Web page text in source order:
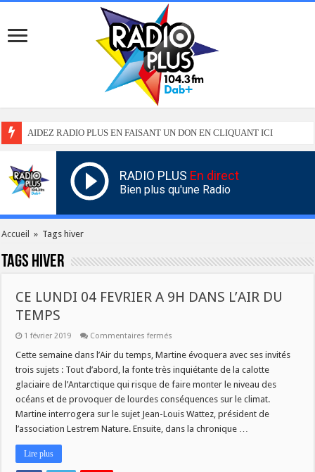
AIDEZ RADIO PLUS EN FAISANT UN DON EN CLIQUANT ICI
RADIO PLUS En direct
Bien plus qu'une Radio
Accueil » Tags hiver
Tags hiver
CE LUNDI 04 FEVRIER A 9H DANS L’AIR DU
TEMPS
1 février 2019 Commentaires fermés
LUNDI
FEVRIER
A
9H
DANS
L’AIR
DU
TEMPS
Cette semaine dans l’Air du temps, Martine évoquera avec ses invités
trois sujets : Tout d’abord, la fonte très inquiétante de la calotte
glaciaire de l’Antarctique qui risque de faire monter le niveau des
océans et de provoquer de lourdes conséquences sur le climat.
Martine interrogera sur le sujet Jean-Louis Wattez, président de
l’association Lestrem Nature. Ensuite, dans la chronique …
Lire plus